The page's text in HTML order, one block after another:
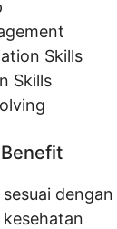
Skills
Skills